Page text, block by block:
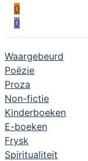
0
0
Waargebeurd
Poëzie
Proza
Non-fictie
Kinderboeken
E-boeken
Frysk
Spiritualiteit